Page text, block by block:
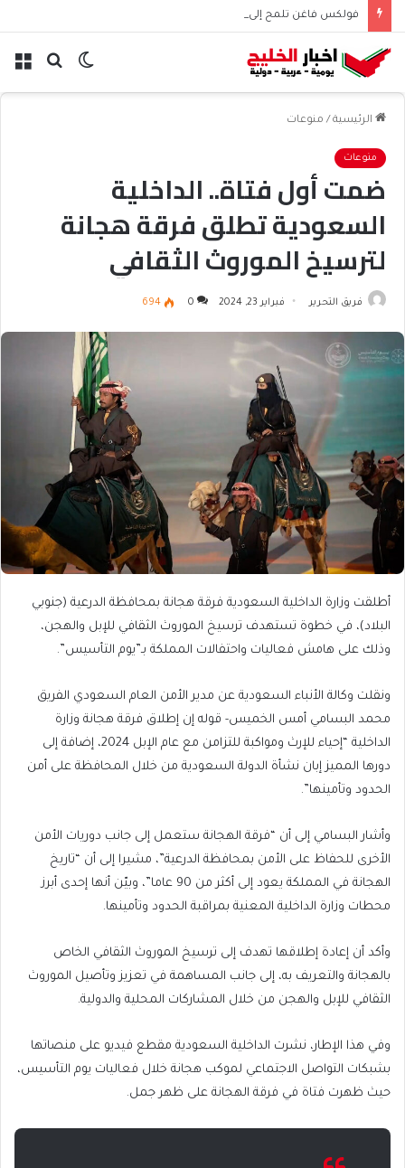
فولكس فاغن تلمح إلى تسريح 50 ألف موظف عالميًا
بحث الوضع
الرئيسية / منوعات
منوعات
ضمت أول فتاة.. الداخلية
السعودية تطلق فرقة هجانة
لترسيخ الموروث الثقافي
فريق التحرير فبراير 23, 2024 0
694
أطلقت وزارة الداخلية السعودية فرقة هجانة بمحافظة الدرعية (جنوبي
البلاد)، في خطوة تستهدف ترسيخ الموروث الثقافي للإبل والهجن،
وذلك على هامش فعاليات واحتفالات المملكة بـ”يوم التأسيس”.
ونقلت وكالة الأنباء السعودية عن مدير الأمن العام السعودي الفريق
محمد البسامي أمس الخميس- قوله إن إطلاق فرقة هجانة وزارة
الداخلية “إحياء للإرث ومواكبة للتزامن مع عام الإبل 2024، إضافة إلى
دورها المميز إبان نشأة الدولة السعودية من خلال المحافظة على أمن
الحدود وتأمينها”.
وأشار البسامي إلى أن “فرقة الهجانة ستعمل إلى جانب دوريات الأمن
الأخرى للحفاظ على الأمن بمحافظة الدرعية”، مشيرا إلى أن “تاريخ
الهجانة في المملكة يعود إلى أكثر من 90 عاما”، وبيّن أنها إحدى أبرز
محطات وزارة الداخلية المعنية بمراقبة الحدود وتأمينها.
وأكد أن إعادة إطلاقها تهدف إلى ترسيخ الموروث الثقافي الخاص
بالهجانة والتعريف به، إلى جانب المساهمة في تعزيز وتأصيل الموروث
الثقافي للإبل والهجن من خلال المشاركات المحلية والدولية.
وفي هذا الإطار، نشرت الداخلية السعودية مقطع فيديو على منصاتها
بشبكات التواصل الاجتماعي لموكب هجانة خلال فعاليات يوم التأسيس،
حيث ظهرت فتاة في فرقة الهجانة على ظهر جمل.